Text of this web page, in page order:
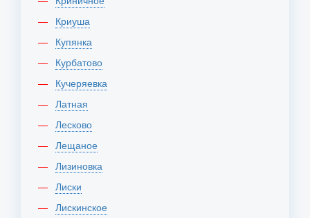
Криуша
Купянка
Курбатово
Кучеряевка
Латная
Лесково
Лещаное
Лизиновка
Лиски
Лискинское